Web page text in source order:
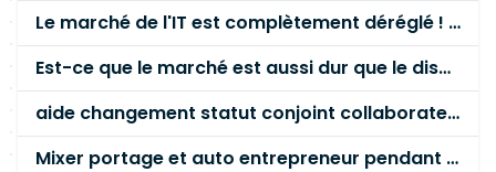
Le marché de l'IT est complètement déréglé ! STOP à cette mascarade ! Il faut s'unir et résister !
Est-ce que le marché est aussi dur que le disent les commerciaux ?
aide changement statut conjoint collaborateur
Mixer portage et auto entrepreneur pendant des années - quel risque ?